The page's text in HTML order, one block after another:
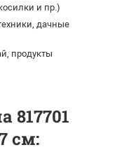
и пр.)
дачные
продукты
817701
см: